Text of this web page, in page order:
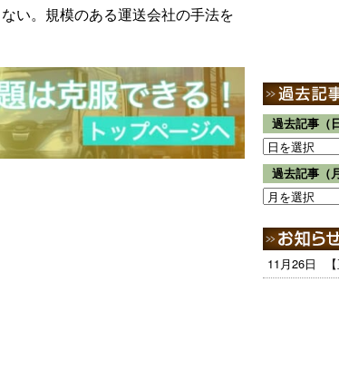
い。規模のある運送会社の手法を
過去記事（
過去記事（
11月26日